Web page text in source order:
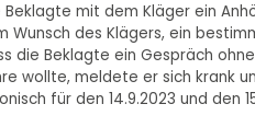
mit dem Kläger ein
Wunsch des Klägers, ein
die Beklagte ein Gespräch
wollte, meldete er sich krank
für den 14.9.2023 und den